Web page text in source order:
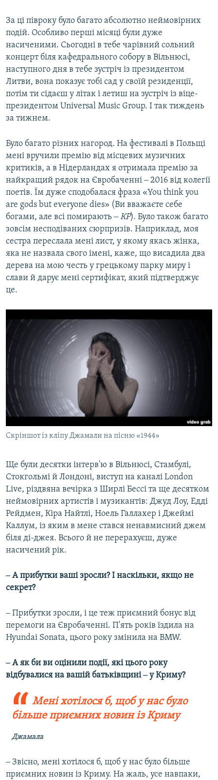
За ці півроку було багато абсолютно неймовірних
подій. Особливо перші місяці були дуже
насиченими. Сьогодні в тебе чарівний сольний
концерт біля кафедрального собору в Вільнюсі,
наступного дня в тебе зустріч із президентом
Литви, вона показує тобі сад у своїй резиденції,
потім ти сідаєш у літак і летиш на зустріч із віце-
президентом Universal Music Group. І так тиждень
за тижнем.
Було багато різних нагород. На фестивалі в Польщі
мені вручили премію від місцевих музичних
критиків, а в Нідерландах я отримала премію за
найкращий рядок на Євробаченні ‒ 2016 від колегії
поетів. Їм дуже сподобалася фраза «You think you
are gods but everyone dies» (Ви вважаєте себе
богами, але всі помирають ‒КР). Було також багато
зовсім несподіваних сюрпризів. Наприклад, моя
сестра переслала мені лист, у якому якась жінка,
яка не назвала свого імені, каже, що висадила два
дерева на мою честь у грецькому парку миру і
слави й дарує мені сертифікат, який підтверджує
це.
Скріншот із кліпу Джамали на пісню «1944»
Ще були десятки інтерв'ю в Вільнюсі, Стамбулі,
Стокгольмі й Лондоні, виступ на каналі London
Live, різдвяна вечірка з Ширлі Бессі та ще десятком
неймовірних артистів і музикантів: Джуд Лоу, Едді
Рейдмен, Кіра Найтлі, Ноель Галлахер і Джеймі
Каллум, із яким в мене стався ненавмисний джем
біля ді-джея. Всього й не перерахуєш, дуже
насичений рік.
‒ А прибутки ваші зросли? І наскільки, якщо не
секрет?
‒ Прибутки зросли, і це теж приємний бонус від
перемоги на Євробаченні. П'ять років їздила на
Hyundai Sonata, цього року змінила на BMW.
‒ А як би ви оцінили події, які цього року
відбувалися на вашій батьківщині ‒ у Криму?
Мені хотілося б, щоб у нас було
більше приємних новин із Криму
Джамала
‒ Звісно, мені хотілося б, щоб у нас було більше
приємних новин із Криму. На жаль, усе навпаки,